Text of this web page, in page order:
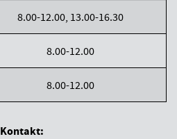
8.00-12.00, 13.00-16.30
8.00-12.00
8.00-12.00
Kontakt: